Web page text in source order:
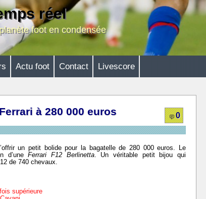
réel
foot en condensée
Actu foot Contact Livescore
0
à 280 000 euros
un petit bolide pour la bagatelle de 280 000 euros. Le
d’uneFerrari F12 Berlinetta. Un véritable petit bijou qui
de 740 chevaux.
supérieure